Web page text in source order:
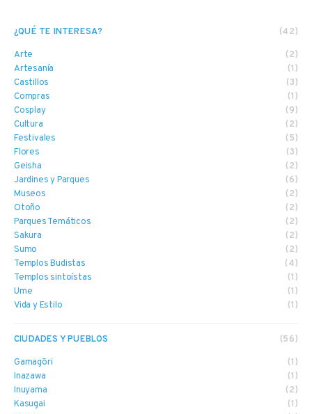
¿QUÉ TE INTERESA? (42)
Arte
(2)
Artesanía
(1)
Castillos
(3)
Compras
(1)
Cosplay
(9)
Cultura
(2)
Festivales
(5)
Flores
(3)
Geisha
(2)
Jardines y Parques
(6)
Museos
(2)
Otoño
(2)
Parques Temáticos
(2)
Sakura
(2)
Sumo
(2)
Templos Budistas
(4)
Templos sintoístas
(1)
Ume
(1)
Vida y Estilo
(1)
CIUDADES Y PUEBLOS (56)
Gamagōri
(1)
Inazawa
(1)
Inuyama
(2)
Kasugai
(1)